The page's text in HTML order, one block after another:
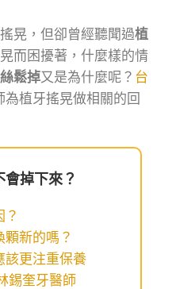
晃，但卻曾經聽聞過植
而困擾著，什麼樣的情
鬆掉又是為什麼呢？ 台
植牙搖晃做相關的回
掉下來？
新的嗎？
該更注重保養
錫奎牙醫師